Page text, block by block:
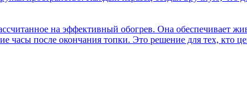
на эффективный обогрев. Она обеспечивает
после окончания топки. Это решение для тех, кто